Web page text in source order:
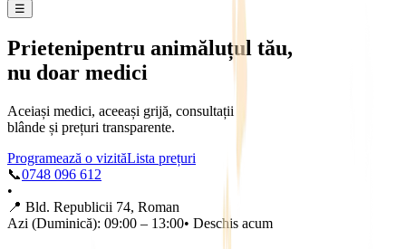
☰
Prietenipentru animăluțul tău,
nu doar medici
Aceiași medici, aceeași grijă, consultații
blânde și prețuri transparente.
Programează o vizităLista prețuri
📞0748 096 612
•
📍 Bld. Republicii 74, Roman
Azi (Duminică): 09:00 – 13:00• Deschis acum